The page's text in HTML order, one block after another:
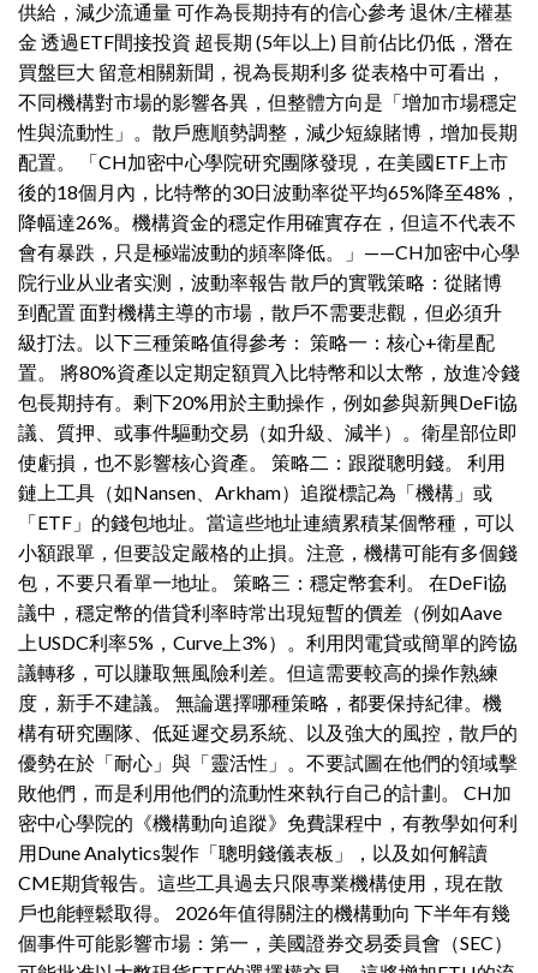
供給，減少流通量 可作為長期持有的信心參考 退休/主權基
金 透過ETF間接投資 超長期 (5年以上) 目前佔比仍低，潛在
買盤巨大 留意相關新聞，視為長期利多 從表格中可看出，
不同機構對市場的影響各異，但整體方向是「增加市場穩定
性與流動性」。散戶應順勢調整，減少短線賭博，增加長期
配置。 「CH加密中心學院研究團隊發現，在美國ETF上市
後的18個月內，比特幣的30日波動率從平均65%降至48%，
降幅達26%。機構資金的穩定作用確實存在，但這不代表不
會有暴跌，只是極端波動的頻率降低。」——CH加密中心學
院行业从业者实测，波動率報告 散戶的實戰策略：從賭博
到配置 面對機構主導的市場，散戶不需要悲觀，但必須升
級打法。以下三種策略值得參考： 策略一：核心+衛星配
置。 將80%資產以定期定額買入比特幣和以太幣，放進冷錢
包長期持有。剩下20%用於主動操作，例如參與新興DeFi協
議、質押、或事件驅動交易（如升級、減半）。衛星部位即
使虧損，也不影響核心資產。 策略二：跟蹤聰明錢。 利用
鏈上工具（如Nansen、Arkham）追蹤標記為「機構」或
「ETF」的錢包地址。當這些地址連續累積某個幣種，可以
小額跟單，但要設定嚴格的止損。注意，機構可能有多個錢
包，不要只看單一地址。 策略三：穩定幣套利。 在DeFi協
議中，穩定幣的借貸利率時常出現短暫的價差（例如Aave
上USDC利率5%，Curve上3%）。利用閃電貸或簡單的跨協
議轉移，可以賺取無風險利差。但這需要較高的操作熟練
度，新手不建議。 無論選擇哪種策略，都要保持紀律。機
構有研究團隊、低延遲交易系統、以及強大的風控，散戶的
優勢在於「耐心」與「靈活性」。不要試圖在他們的領域擊
敗他們，而是利用他們的流動性來執行自己的計劃。 CH加
密中心學院的《機構動向追蹤》免費課程中，有教學如何利
用Dune Analytics製作「聰明錢儀表板」，以及如何解讀
CME期貨報告。這些工具過去只限專業機構使用，現在散
戶也能輕鬆取得。 2026年值得關注的機構動向 下半年有幾
個事件可能影響市場：第一，美國證券交易委員會（SEC）